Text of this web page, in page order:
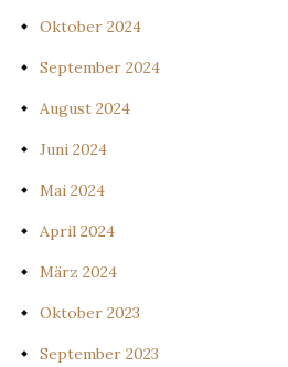
Oktober 2024
September 2024
August 2024
Juni 2024
Mai 2024
April 2024
März 2024
Oktober 2023
September 2023